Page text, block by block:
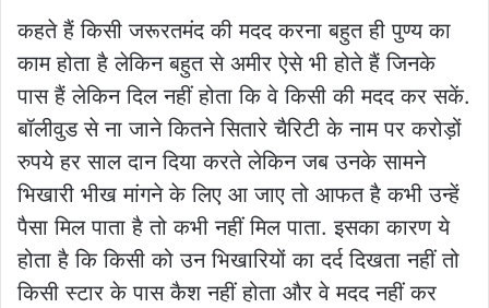
कहते हैं किसी जरूरतमंद की मदद करना बहुत ही पुण्य का
काम होता है लेकिन बहुत से अमीर ऐसे भी होते हैं जिनके
पास हैं लेकिन दिल नहीं होता कि वे किसी की मदद कर सकें.
बॉलीवुड से ना जाने कितने सितारे चैरिटी के नाम पर करोड़ों
रुपये हर साल दान दिया करते लेकिन जब उनके सामने
भिखारी भीख मांगने के लिए आ जाए तो आफत है कभी उन्हें
पैसा मिल पाता है तो कभी नहीं मिल पाता. इसका कारण ये
होता है कि किसी को उन भिखारियों का दर्द दिखता नहीं तो
किसी स्टार के पास कैश नहीं होता और वे मदद नहीं कर